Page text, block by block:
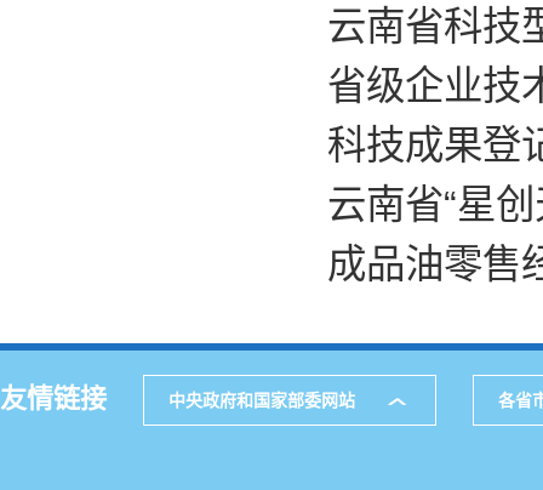
云南省科技
省级企业技
科技成果登
云南省“星
成品油零售
友情链接 中央政府和国家部委网站 各省